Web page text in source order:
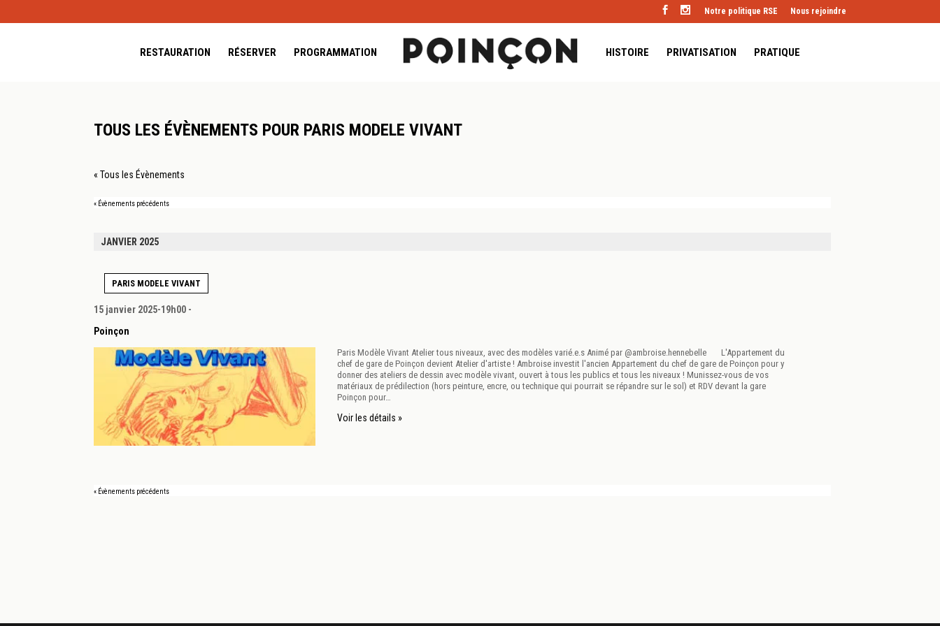
Notre politique RSE Nous rejoindre
RESTAURATION RÉSERVER PROGRAMMATION HISTOIRE PRIVATISATION PRATIQUE
TOUS LES ÉVÈNEMENTS POUR PARIS MODELE VIVANT
« Tous les Évènements
« Évènements précédents
JANVIER 2025
PARIS MODELE VIVANT
15 janvier 2025-19h00 -
Poinçon
Paris Modèle Vivant Atelier tous niveaux, avec des modèles varié.e.s Animé par @ambroise.hennebelle L'Appartement du
chef de gare de Poinçon devient Atelier d'artiste ! Ambroise investit l'ancien Appartement du chef de gare de Poinçon pour y
donner des ateliers de dessin avec modèle vivant, ouvert à tous les publics et tous les niveaux ! Munissez-vous de vos
matériaux de prédilection (hors peinture, encre, ou technique qui pourrait se répandre sur le sol) et RDV devant la gare
Poinçon pour…
Voir les détails »
« Évènements précédents